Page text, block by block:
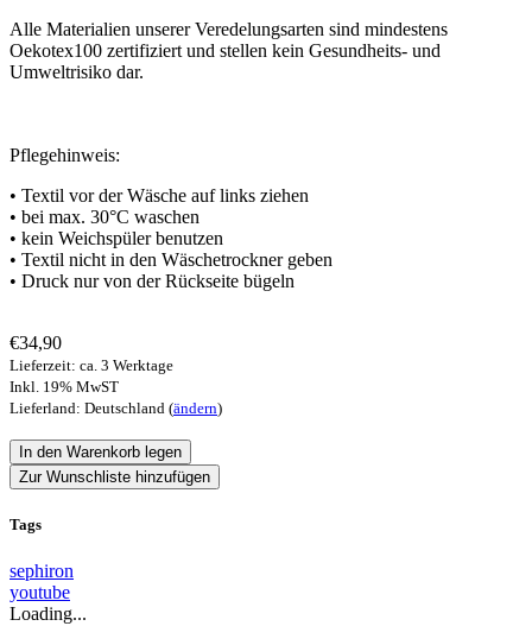
Alle Materialien unserer Veredelungsarten sind mindestens
Oekotex100 zertifiziert und stellen kein Gesundheits- und
Umweltrisiko dar.
Pflegehinweis:
• Textil vor der Wäsche auf links ziehen
• bei max. 30°C waschen
• kein Weichspüler benutzen
• Textil nicht in den Wäschetrockner geben
• Druck nur von der Rückseite bügeln
€34,90
Lieferzeit: ca. 3 Werktage
Inkl. 19% MwST
Lieferland: Deutschland (ändern)
Zur Wunschliste hinzufügen
Tags
sephiron
youtube
Loading...